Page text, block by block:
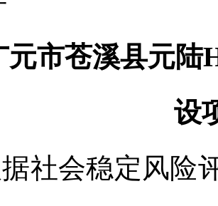
元市苍溪县元
设
社会稳定风险